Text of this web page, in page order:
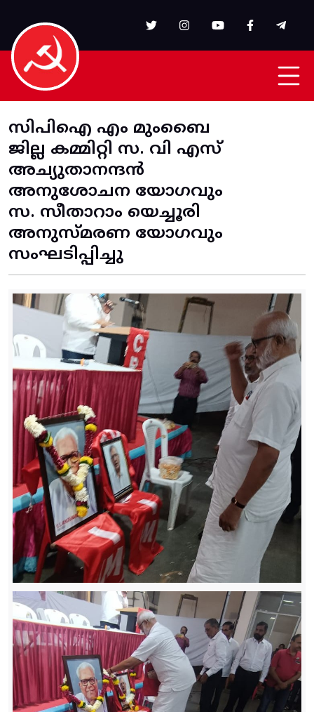
സിപിഐ എം മുംബൈ
ജില്ല കമ്മിറ്റി സ. വി എസ്
അച്യുതാനന്ദൻ
അനുശോചന യോഗവും
സ. സീതാറാം യെച്ചൂരി
അനുസ്മരണ യോഗവും
സംഘടിപ്പിച്ചു